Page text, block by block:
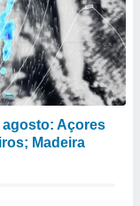
agosto: Açores
Madeira